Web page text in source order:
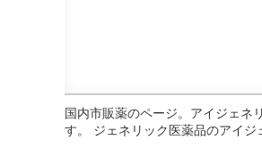
国内市販薬のページ。アイジェネ
す。 ジェネリック医薬品のアイジ